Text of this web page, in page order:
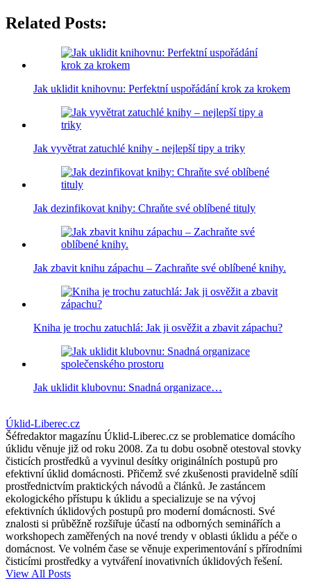
Related Posts:
Jak uklidit knihovnu: Perfektní uspořádání krok za krokem
Jak vyvětrat zatuchlé knihy - nejlepší tipy a triky
Jak dezinfikovat knihy: Chraňte své oblíbené tituly
Jak zbavit knihu zápachu – Zachraňte své oblíbené knihy.
Kniha je trochu zatuchlá: Jak ji osvěžit a zbavit zápachu?
Jak uklidit klubovnu: Snadná organizace…
Úklid-Liberec.cz
Šéfredaktor magazínu Úklid-Liberec.cz se problematice domácího
úklidu věnuje již od roku 2008. Za tu dobu osobně otestoval stovky
čisticích prostředků a vyvinul desítky originálních postupů pro
efektivní úklid domácnosti. Přičemž své zkušenosti pravidelně sdílí
prostřednictvím praktických návodů a článků. Je zastáncem
ekologického přístupu k úklidu a specializuje se na vývoj
efektivních úklidových postupů pro moderní domácnosti. Své
znalosti si průběžně rozšiřuje účastí na odborných seminářích a
workshopech zaměřených na nové trendy v oblasti úklidu a péče o
domácnost. Ve volném čase se věnuje experimentování s přírodními
čisticími prostředky a vytváření inovativních úklidových řešení.
View All Posts